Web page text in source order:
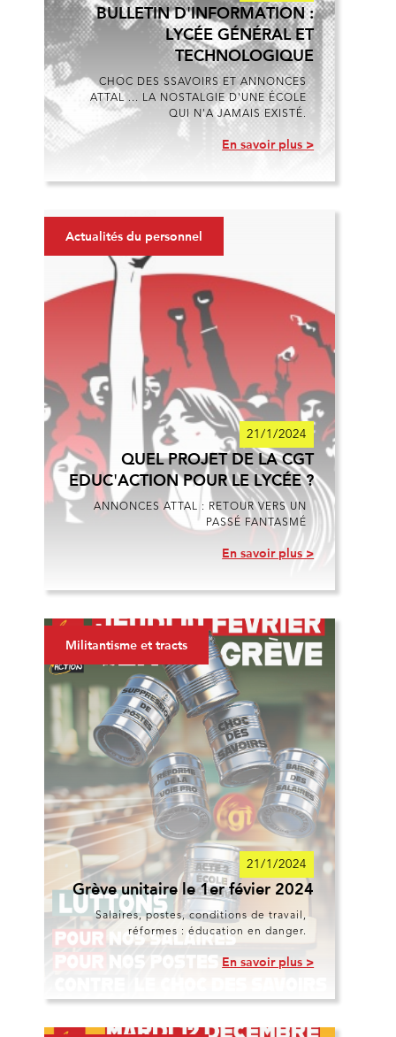
BULLETIN D'INFORMATION :
LYCÉE GÉNÉRAL ET
TECHNOLOGIQUE
CHOC DES SSAVOIRS ET ANNONCES
ATTAL ... LA NOSTALGIE D'UNE ÉCOLE
QUI N'A JAMAIS EXISTÉ.
En savoir plus >
Actualités du personnel
21/1/2024
QUEL PROJET DE LA CGT
EDUC'ACTION POUR LE LYCÉE ?
ANNONCES ATTAL : RETOUR VERS UN
PASSÉ FANTASMÉ
En savoir plus >
Militantisme et tracts
21/1/2024
Grève unitaire le 1er févier 2024
Salaires, postes, conditions de travail,
réformes : éducation en danger.
En savoir plus >